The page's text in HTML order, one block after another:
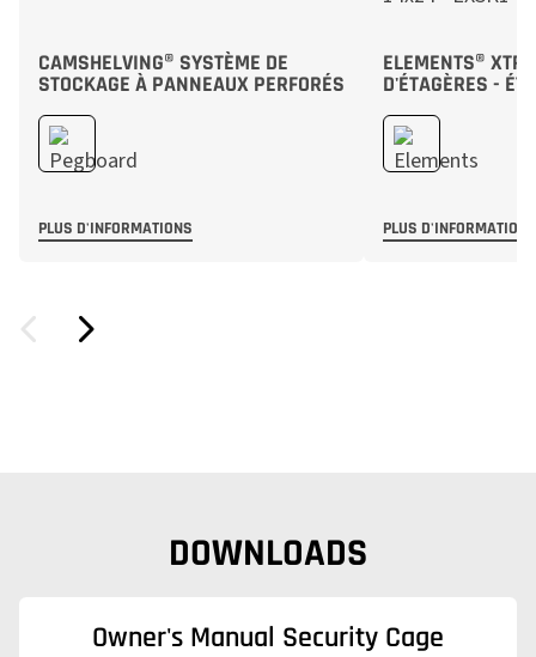
CAMSHELVING® SYSTÈME DE
STOCKAGE À PANNEAUX PERFORÉS
PLUS D'INFORMATIONS
ELEMENTS®
D'ÉTAGÈRES -
PLUS D'INFORMATIONS
DOWNLOADS
Owner's Manual Security Cage